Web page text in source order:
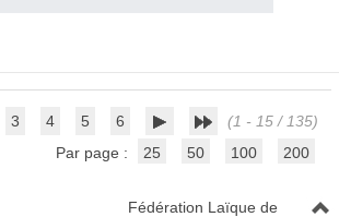
3 4 5 6
(1 - 15 / 135)
Par page :
25 50 100 200
Fédération Laïque de